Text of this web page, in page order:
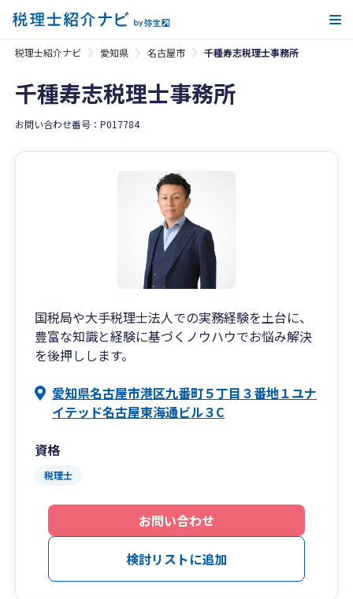
税理士紹介ナビ 愛知県 名古屋市 千種寿志税理士事務所
千種寿志税理士事務所
お問い合わせ番号：P017784
国税局や大手税理士法人での実務経験を土台に、
豊富な知識と経験に基づくノウハウでお悩み解決
を後押しします。
愛知県名古屋市港区九番町５丁目３番地１ユナ
イテッド名古屋東海通ビル３C
資格
税理士
お問い合わせ
検討リストに追加